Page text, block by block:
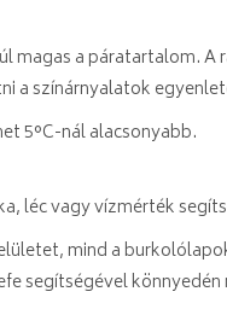
magas a páratartalom.
a színárnyalatok
5°C-nál alacsonyabb.
léc vagy vízmérték
mind a
segítségével